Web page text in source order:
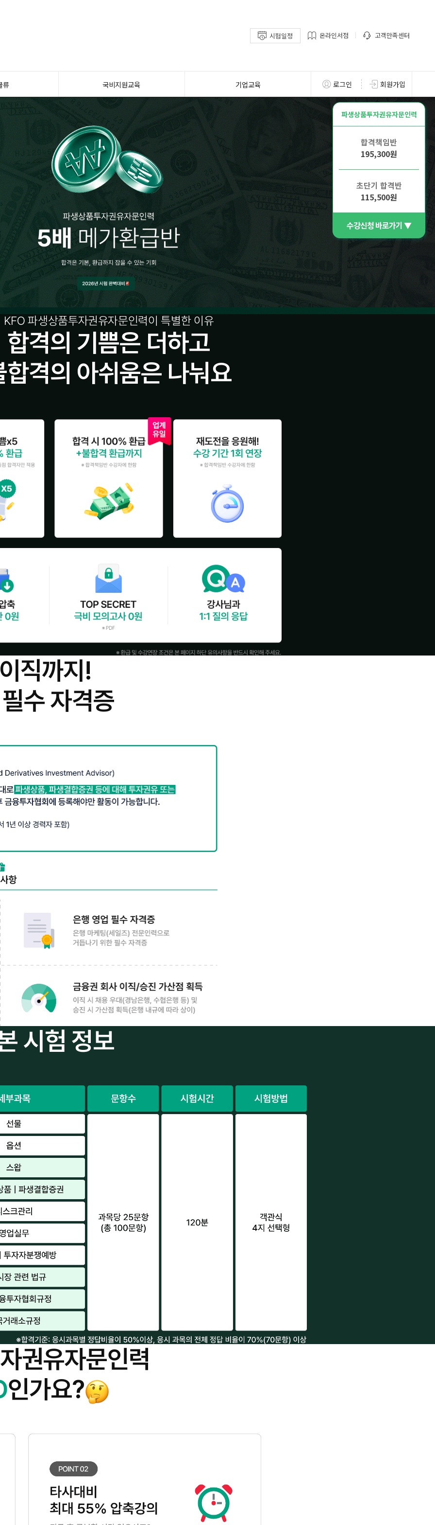
시험일정 온라인서점 고객만족센터
류 국비지원교육 기업교육 로그인 회원가입
KFO 파생상품투자권유자문인력이 특별한 이유
합격의 기쁨은 더하고
합격의 아쉬움은 나눠요
직까지!
필수 자격증
시험 정보
권유자문인력
인가요?
파생상품투자권유자문인력
합격책임반
195,300원
초단기 합격반
115,500원
수강신청 바로가기 ▼